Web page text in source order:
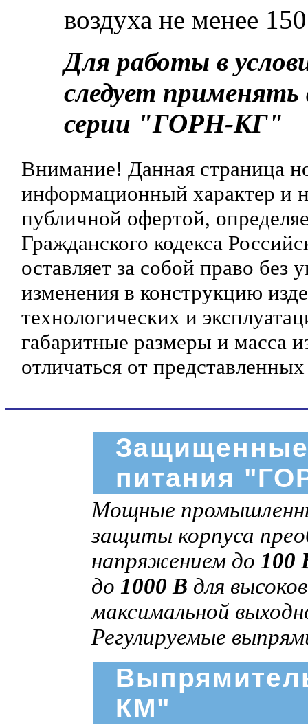
воздуха не менее
Для работы в
следует
серии "ГОРН-КГ"
Внимание! Данная страница
информационный характер и
публичной офертой,
Гражданского кодекса
оставляет за собой право без
изменения в конструкцию
технологических и
габаритные размеры и масса
отличаться от
питания
Мощные
защиты корпуса
напряжением до 100
до 1000 В для
максимальной
Регулируемые
КМ"